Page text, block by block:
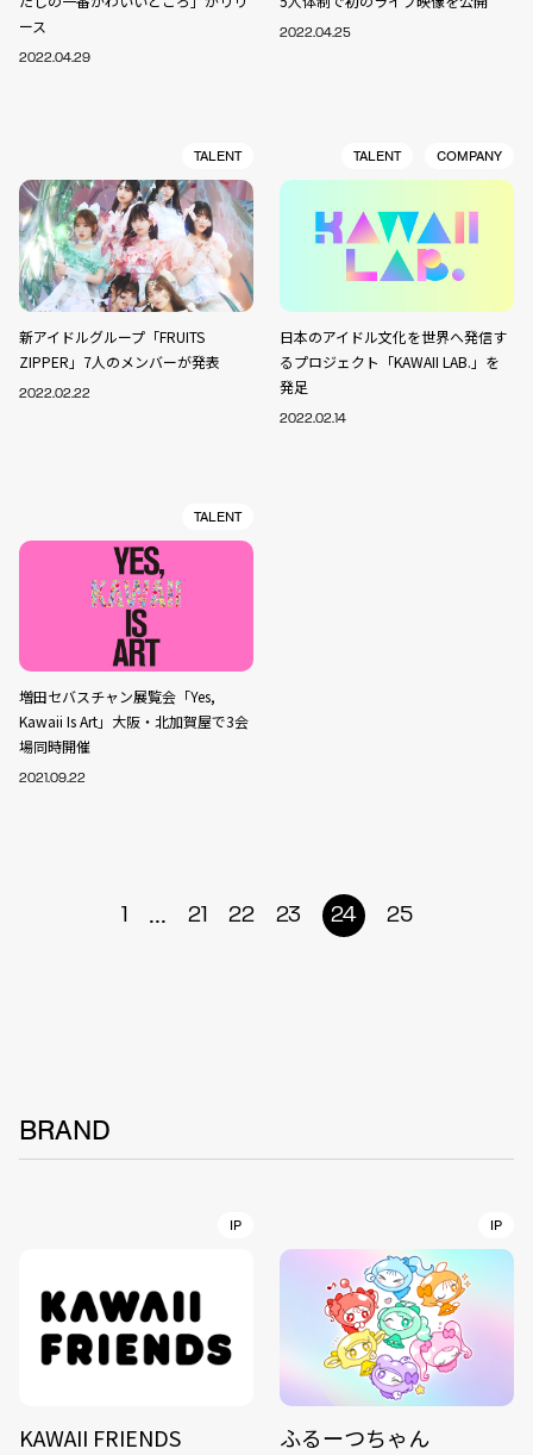
ース
2022.04.29
2022.04.25
TALENT
新アイドルグループ「FRUITS
ZIPPER」7人のメンバーが発表
2022.02.22
TALENT COMPANY
日本のアイドル文化を世界へ発信す
るプロジェクト「KAWAII LAB.」を
発足
2022.02.14
TALENT
増田セバスチャン展覧会「Yes,
Kawaii Is Art」大阪・北加賀屋で3会
場同時開催
2021.09.22
1 ... 21 22 23 24 25
BRAND
IP
KAWAII FRIENDS
IP
ふるーつちゃん